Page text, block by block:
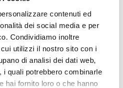
contenuti ed
dei social media e per
Condividiamo inoltre
utilizzi il nostro sito con i
di analisi dei dati web,
i quali potrebbero combinarle
hai fornito loro o che hanno